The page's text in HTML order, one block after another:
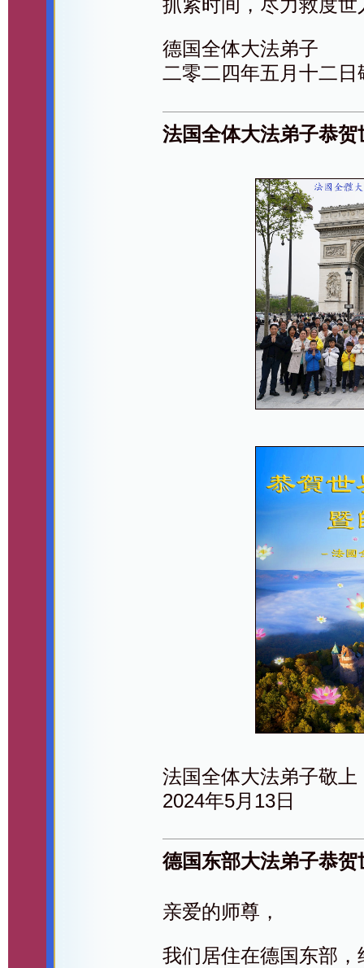
德国全体大法弟子
二零二四年五月十二日
法国全体大法弟子恭
法国全体大法弟子敬上
2024年5月13日
德国东部大法弟子恭
亲爱的师尊，
我们居住在德国东部